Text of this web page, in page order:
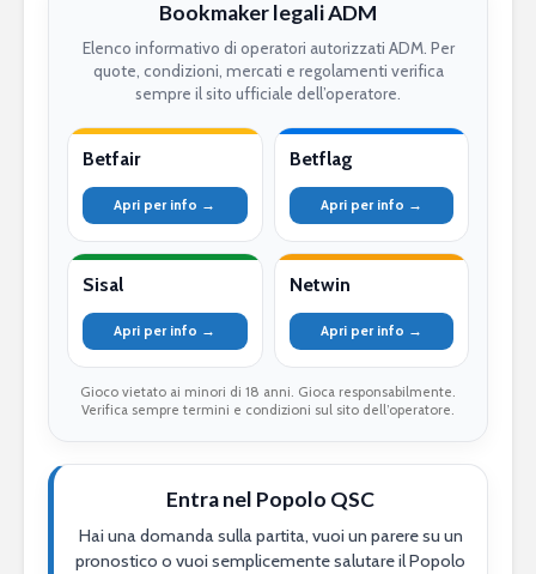
Bookmaker legali ADM
Elenco informativo di operatori autorizzati ADM. Per
quote, condizioni, mercati e regolamenti verifica
sempre il sito ufficiale dell’operatore.
Betfair
Apri per info →
Betflag
Apri per info →
Sisal
Apri per info →
Netwin
Apri per info →
Gioco vietato ai minori di 18 anni. Gioca responsabilmente.
Verifica sempre termini e condizioni sul sito dell’operatore.
Entra nel Popolo QSC
Hai una domanda sulla partita, vuoi un parere su un
pronostico o vuoi semplicemente salutare il Popolo